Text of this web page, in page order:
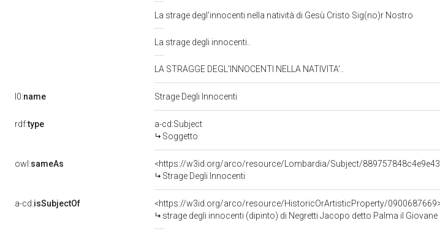
La strage degl'innocenti nella natività di Gesù Cristo Sig(no)r Nostro
La strage degli innocenti..
LA STRAGGE DEGL'INNOCENTI NELLA NATIVITA'..
l0:name Strage Degli Innocenti
rdf:type
a-cd:Subject
Soggetto
owl:sameAs
<https://w3id.org/arco/resource/Lombardia/Subject/
Strage Degli Innocenti
a-cd:isSubjectOf
<https://w3id.org/arco/resource/HistoricOrArtisticProperty/
strage degli innocenti (dipinto) di Negretti Jacopo detto Palma il